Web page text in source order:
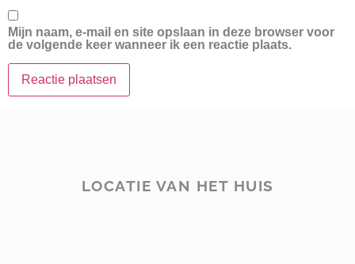
Mijn naam, e-mail en site opslaan in deze browser voor
de volgende keer wanneer ik een reactie plaats.
LOCATIE VAN HET HUIS